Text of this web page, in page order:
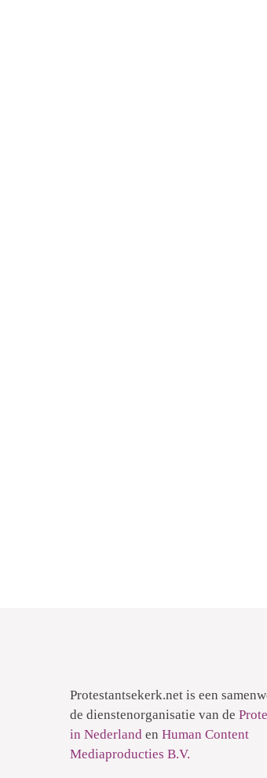
Protestantsekerk.net is een
de dienstenorganisatie van de
in Nederlanden Human Content
Mediaproducties B.V.